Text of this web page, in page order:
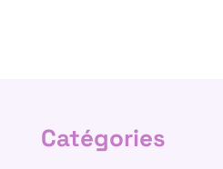
Catégories